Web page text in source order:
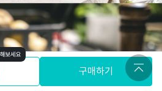
구매하기